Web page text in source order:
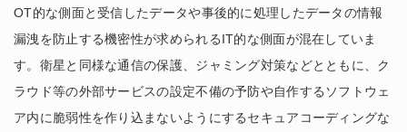
OT的な側面と受信したデータや事後的に処理したデータの情報
漏洩を防止する機密性が求められるIT的な側面が混在していま
す。衛星と同様な通信の保護、ジャミング対策などとともに、ク
ラウド等の外部サービスの設定不備の予防や自作するソフトウェ
ア内に脆弱性を作り込まないようにするセキュアコーディングな